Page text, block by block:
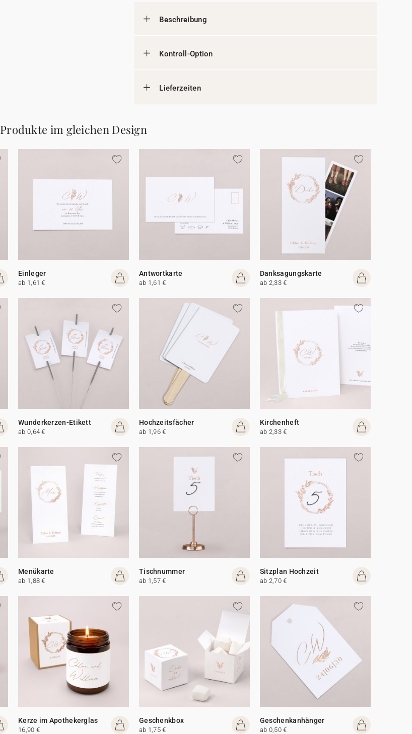
Beschreibung
Kontroll-Option
Lieferzeiten
Produkte im gleichen Design
Einleger
ab 1,61 €
Antwortkarte
ab 1,61 €
Danksagungskarte
ab 2,33 €
Wunderkerzen-Etikett
ab 0,64 €
Hochzeitsfächer
ab 1,96 €
Kirchenheft
ab 2,33 €
Menükarte
ab 1,88 €
Tischnummer
ab 1,57 €
Sitzplan Hochzeit
ab 2,70 €
Kerze im Apothekerglas
16,90 €
Geschenkbox
ab 1,75 €
Geschenkanhänger
ab 0,50 €